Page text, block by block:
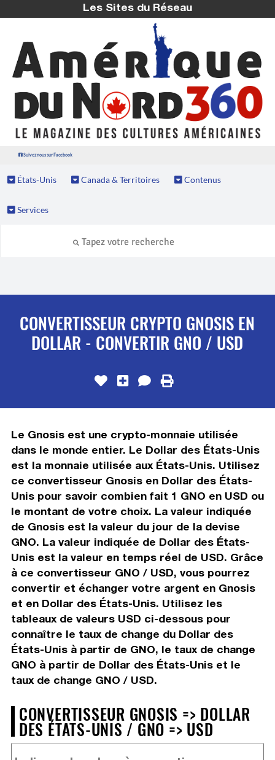
Les Sites du Réseau
Suivez nous sur Facebook
États-Unis Canada & Territoires Contenus
Services
CONVERTISSEUR CRYPTO GNOSIS EN
DOLLAR - CONVERTIR GNO / USD
Le Gnosis est une crypto-monnaie utilisée
dans le monde entier. Le Dollar des États-Unis
est la monnaie utilisée aux États-Unis. Utilisez
ce convertisseur Gnosis en Dollar des États-
Unis pour savoir combien fait 1 GNO en USD ou
le montant de votre choix. La valeur indiquée
de Gnosis est la valeur du jour de la devise
GNO. La valeur indiquée de Dollar des États-
Unis est la valeur en temps réel de USD. Grâce
à ce convertisseur GNO / USD, vous pourrez
convertir et échanger votre argent en Gnosis
et en Dollar des États-Unis. Utilisez les
tableaux de valeurs USD ci-dessous pour
connaître le taux de change du Dollar des
États-Unis à partir de GNO, le taux de change
GNO à partir de Dollar des États-Unis et le
taux de change GNO / USD.
CONVERTISSEUR GNOSIS => DOLLAR
DES ÉTATS-UNIS / GNO => USD